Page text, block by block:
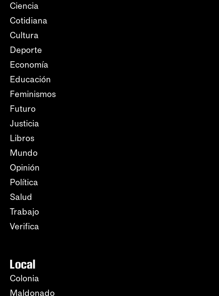
Ciencia
Cotidiana
Cultura
Deporte
Economía
Educación
Feminismos
Futuro
Justicia
Libros
Mundo
Opinión
Política
Salud
Trabajo
Verifica
Local
Colonia
Maldonado